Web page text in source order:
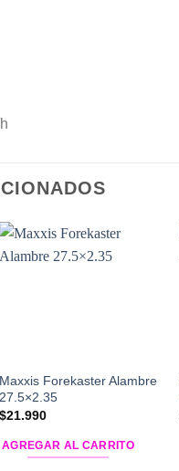
Maxxis Forekaster Alambre
27.5×2.35
$21.990
AGREGAR AL CARRITO